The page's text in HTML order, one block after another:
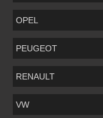
OPEL
PEUGEOT
RENAULT
VW